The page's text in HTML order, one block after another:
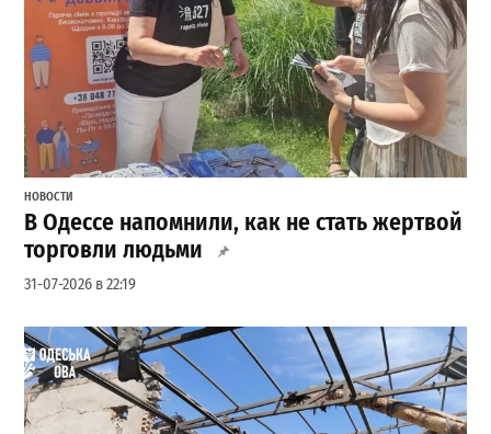
НОВОСТИ
В Одессе напомнили, как не стать жертвой
торговли людьми
31-07-2026 в 22:19